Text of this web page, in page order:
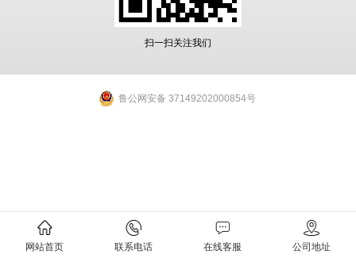
网站首页 联系电话 在线客服 公司地址
扫一扫关注我们
鲁公网安备 37149202000854号